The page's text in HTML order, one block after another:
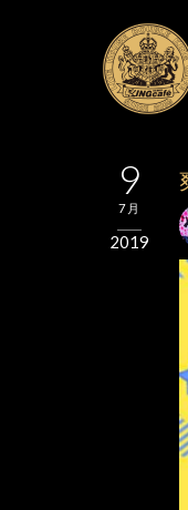
9
7月
2019